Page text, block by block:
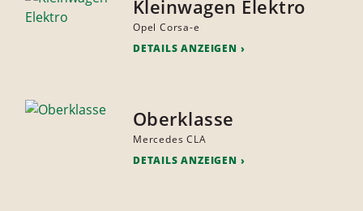
Kleinwagen Elektro
Opel Corsa-e
DETAILS ANZEIGEN
Oberklasse
Mercedes CLA
DETAILS ANZEIGEN